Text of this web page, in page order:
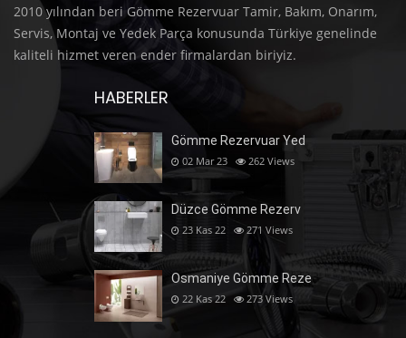
2010 yılından beri Gömme Rezervuar Tamir, Bakım, Onarım,
Servis, Montaj ve Yedek Parça konusunda Türkiye genelinde
kaliteli hizmet veren ender firmalardan biriyiz.
HABERLER
Gömme Rezervuar Yed
02 Mar 23 262 Views
Düzce Gömme Rezerv
23 Kas 22 271 Views
Osmaniye Gömme Reze
22 Kas 22 273 Views